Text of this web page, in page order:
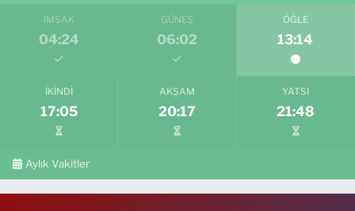
İMSAK
04:24
GÜNEŞ
06:02
ÖĞLE
13:14
İKINDI
17:05
AKŞAM
20:17
YATSI
21:48
Aylık Vakitler